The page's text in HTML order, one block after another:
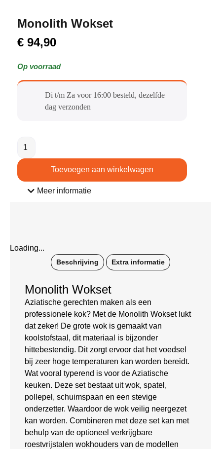
Monolith Wokset
€ 94,90
Op voorraad
Di t/m Za voor 16:00 besteld, dezelfde
dag verzonden​
Toevoegen aan winkelwagen
Meer informatie
Loading...
Beschrijving Extra informatie
Monolith Wokset
Aziatische gerechten maken als een
professionele kok? Met de Monolith Wokset lukt
dat zeker! De grote wok is gemaakt van
koolstofstaal, dit materiaal is bijzonder
hittebestendig. Dit zorgt ervoor dat het voedsel
bij zeer hoge temperaturen kan worden bereidt.
Wat vooral typerend is voor de Aziatische
keuken. Deze set bestaat uit wok, spatel,
pollepel, schuimspaan en een stevige
onderzetter. Waardoor de wok veilig neergezet
kan worden. Combineren met deze set kan met
behulp van de optioneel verkrijgbare
roestvrijstalen wokhouders van de modellen